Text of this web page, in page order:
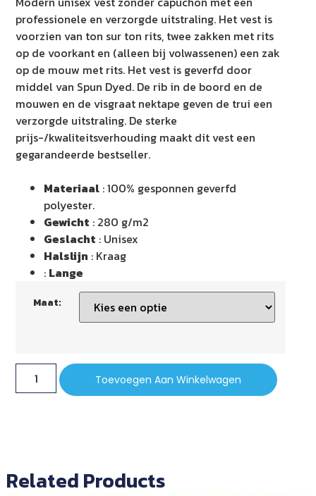
professionele en verzorgde uitstraling. Het vest is
voorzien van ton sur ton rits, twee zakken met rits
op de voorkant en (alleen bij volwassenen) een zak
op de mouw met rits. Het vest is geverfd door
middel van Spun Dyed. De rib in de boord en de
mouwen en de visgraat nektape geven de trui een
verzorgde uitstraling. De sterke
prijs-/kwaliteitsverhouding maakt dit vest een
gegarandeerde bestseller.
Materiaal : 100% gesponnen geverfd
polyester.
Gewicht : 280 g/m2
Geslacht : Unisex
Halslijn : Kraag
: Lange
Maat:
Toevoegen Aan Winkelwagen
Related Products